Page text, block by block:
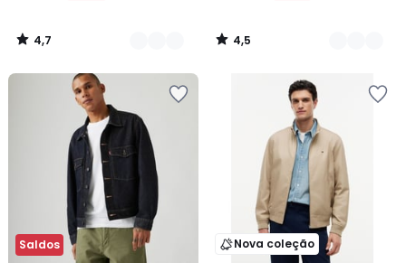
4,7
/
4,5
/
Saldos Nova coleção